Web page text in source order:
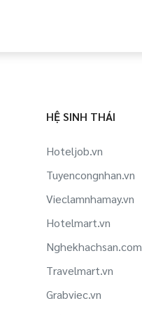
HỆ SINH THÁI
Hoteljob.vn
Tuyencongnhan.vn
Vieclamnhamay.vn
Hotelmart.vn
Nghekhachsan.com
Travelmart.vn
Grabviec.vn